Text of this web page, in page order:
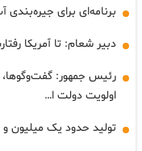
برنامه‌ای برای
دبیر شعام: تا آمریکا
رئیس جمهور: گفت‌وگوها،
اولویت دولت ا…
تولید حدود یک میلیون و ۴۰۰ هزار تن تخم‌مرغ در کشور